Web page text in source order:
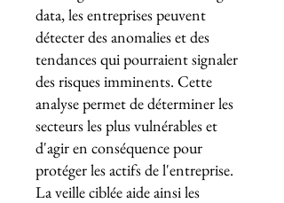
data, les entreprises peuvent
détecter des anomalies et des
tendances qui pourraient signaler
des risques imminents. Cette
analyse permet de déterminer les
secteurs les plus vulnérables et
d'agir en conséquence pour
protéger les actifs de l'entreprise.
La veille ciblée aide ainsi les